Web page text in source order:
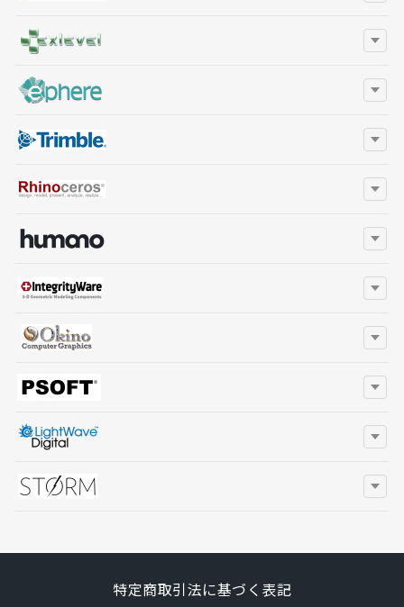
特定商取引法に基づく表記